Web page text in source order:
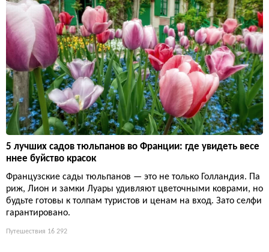
5 лучших садов тюльпанов во Франции: где увидеть весе
ннее буйство красок
Французские сады тюльпанов — это не только Голландия. Па
риж, Лион и замки Луары удивляют цветочными коврами, но
будьте готовы к толпам туристов и ценам на вход. Зато селфи
гарантировано.
Путешествия 16 292